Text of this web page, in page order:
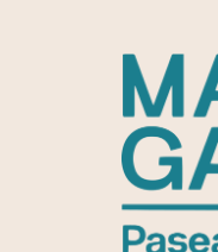
content